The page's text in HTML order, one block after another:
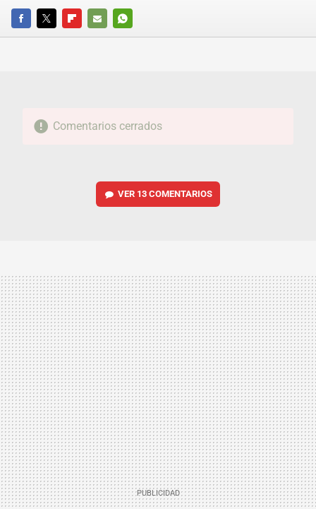
FACEBOOKTWITTERFLIPBOARD
E-
WHATSAPP
Comentarios cerrados
VER 13 COMENTARIOS